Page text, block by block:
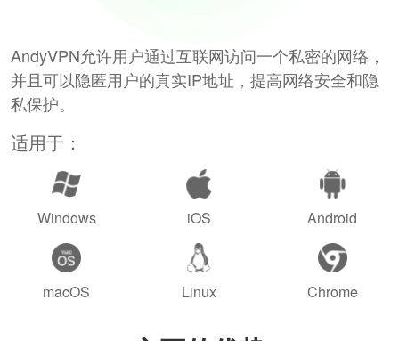
AndyVPN允许用户通过互联网访问一个私密的网络，
并且可以隐匿用户的真实IP地址，提高网络安全和隐
私保护。
适用于：
Windows iOS Android
macOS Linux Chrome